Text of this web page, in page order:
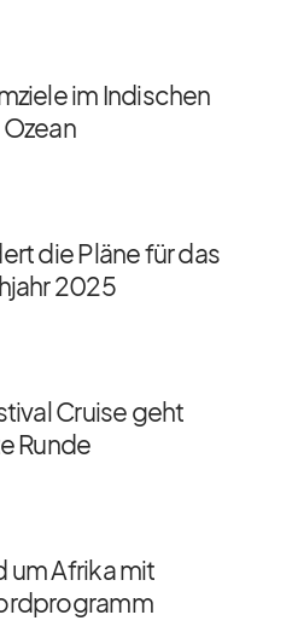
im Indischen
die Pläne für das
2025
Cruise geht
Runde
um Afrika mit